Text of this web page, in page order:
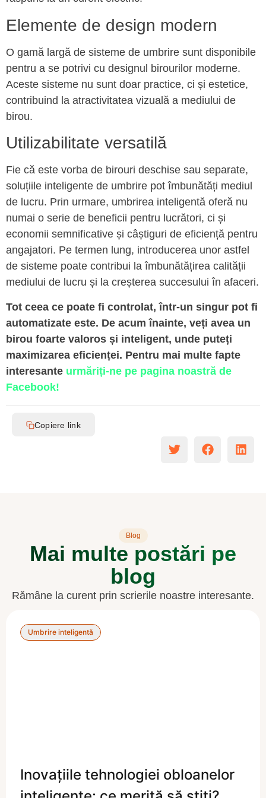
Elemente de design modern
O gamă largă de sisteme de umbrire sunt disponibile
pentru a se potrivi cu designul birourilor moderne.
Aceste sisteme nu sunt doar practice, ci și estetice,
contribuind la atractivitatea vizuală a mediului de
birou.
Utilizabilitate versatilă
Fie că este vorba de birouri deschise sau separate,
soluțiile inteligente de umbrire pot îmbunătăți mediul
de lucru. Prin urmare, umbrirea inteligentă oferă nu
numai o serie de beneficii pentru lucrători, ci și
economii semnificative și câștiguri de eficiență pentru
angajatori. Pe termen lung, introducerea unor astfel
de sisteme poate contribui la îmbunătățirea calității
mediului de lucru și la creșterea succesului în afaceri.
Tot ceea ce poate fi controlat, într-un singur pot fi
automatizate este. De acum înainte, veți avea un
birou foarte valoros și inteligent, unde puteți
maximizarea eficienței. Pentru mai multe fapte
interesante urmăriți-ne pe pagina noastră de
Facebook!
Copiere link
Blog
Mai multe postări pe
blog
Rămâne la curent prin scrierile noastre interesante.
Umbrire inteligentă
Inovațiile tehnologiei obloanelor